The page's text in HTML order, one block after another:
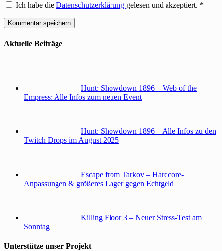
Ich habe die Datenschutzerklärung gelesen und akzeptiert. *
Aktuelle Beiträge
Hunt: Showdown 1896 – Web of the
Empress: Alle Infos zum neuen Event
Hunt: Showdown 1896 – Alle Infos zu den
Twitch Drops im August 2025
Escape from Tarkov – Hardcore-
Anpassungen & größeres Lager gegen Echtgeld
Killing Floor 3 – Neuer Stress-Test am
Sonntag
Unterstütze unser Projekt